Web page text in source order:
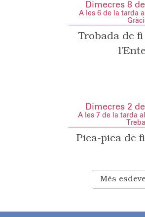
Dimecres 8
A les 6 de la tarda
Trobada de
Dimecres 2
A les 7 de la tarda
Pica-pica de
Més